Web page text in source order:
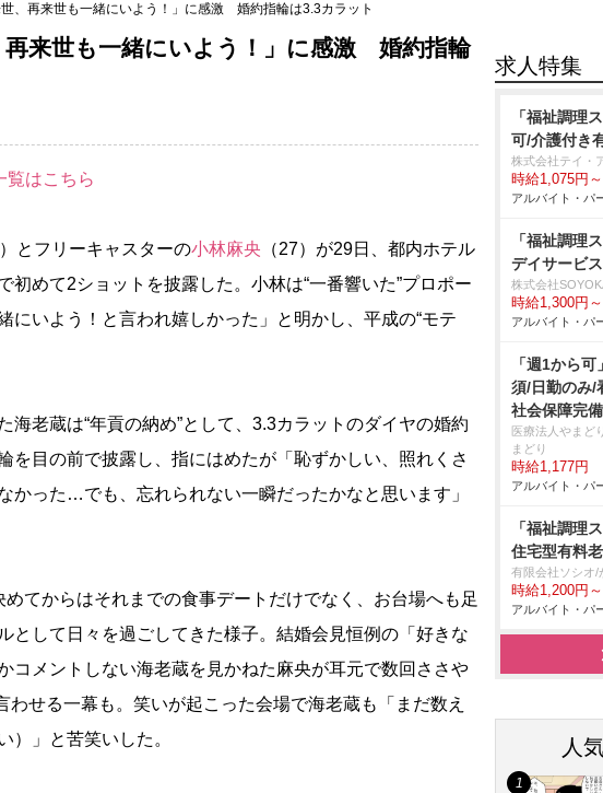
世、再来世も一緒にいよう！」に感激 婚約指輪は3.3カラット
再来世も一緒にいよう！」に感激 婚約指輪
覧はこちら
）とフリーキャスターの小林麻央 （27）が29日、都内ホテル
初めて2ショットを披露した。小林は“一番響いた”プロポー
にいよう！と言われ嬉しかった」と明かし、平成の“モテ
老蔵は“年貢の納め”として、3.3カラットのダイヤの婚約
を目の前で披露し、指にはめたが「恥ずかしい、照れくさ
かった…でも、忘れられない一瞬だったかなと思います」
てからはそれまでの食事デートだけでなく、お台場へも足
として日々を過ごしてきた様子。結婚会見恒例の「好きな
コメントしない海老蔵を見かねた麻央が耳元で数回ささ
わせる一幕も。笑いが起こった会場で海老蔵も「まだ数え
）」と苦笑いした。
求人特集
「福祉調理
可/介護付き
株式会社テイ・
時給1,075円
アルバイト・パ
「福祉調理
デイサービス
株式会社
時給1,300円
アルバイト・パ
「週1から
須/日勤のみ/
社会保障完備
医療法人やま
まどり
時給1,177円
アルバイト・パ
「福祉調理
住宅型有料
有限会社ソシオ/
時給1,200円
アルバイト・パ
人